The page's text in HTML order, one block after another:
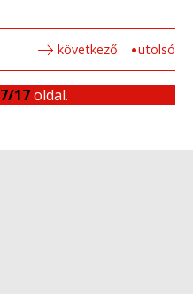
következő utolsó
7/17oldal.